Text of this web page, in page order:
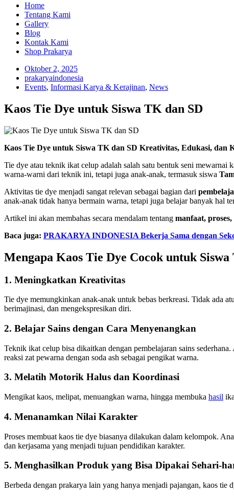
Home
Tentang Kami
Gallery
Blog
Kontak Kami
Shop Prakarya
Oktober 2, 2025
prakaryaindonesia
Events, Informasi Karya & Kerajinan, News
Kaos Tie Dye untuk Siswa TK dan SD
Kaos Tie Dye untuk Siswa TK dan SD Kreativitas, Edukasi, dan
Tie dye atau teknik ikat celup adalah salah satu bentuk seni
warna-warni dari teknik ini, tetapi juga anak-anak, termasuk siswa
Aktivitas tie dye menjadi sangat relevan sebagai bagian dari
anak-anak tidak hanya bermain warna, tetapi juga belajar banyak hal
Artikel ini akan membahas secara mendalam tentang manfaat,
Baca juga: PRAKARYA INDONESIA Bekerja Sama dengan
Mengapa Kaos Tie Dye Cocok untuk Siswa
1. Meningkatkan Kreativitas
Tie dye memungkinkan anak-anak untuk bebas berkreasi. Tidak ada
berimajinasi, dan mengekspresikan diri.
2. Belajar Sains dengan Cara Menyenangkan
Teknik ikat celup bisa dikaitkan dengan pembelajaran sains
reaksi zat pewarna dengan soda ash sebagai pengikat warna.
3. Melatih Motorik Halus dan Koordinasi
Mengikat kaos, melipat, menuangkan warna, hingga membuka hasil
4. Menanamkan Nilai Karakter
Proses membuat kaos tie dye biasanya dilakukan dalam kelompok.
dan kerjasama yang menjadi tujuan pendidikan karakter.
5. Menghasilkan Produk yang Bisa Dipakai Sehari-
Berbeda dengan prakarya lain yang hanya menjadi pajangan, kaos tie